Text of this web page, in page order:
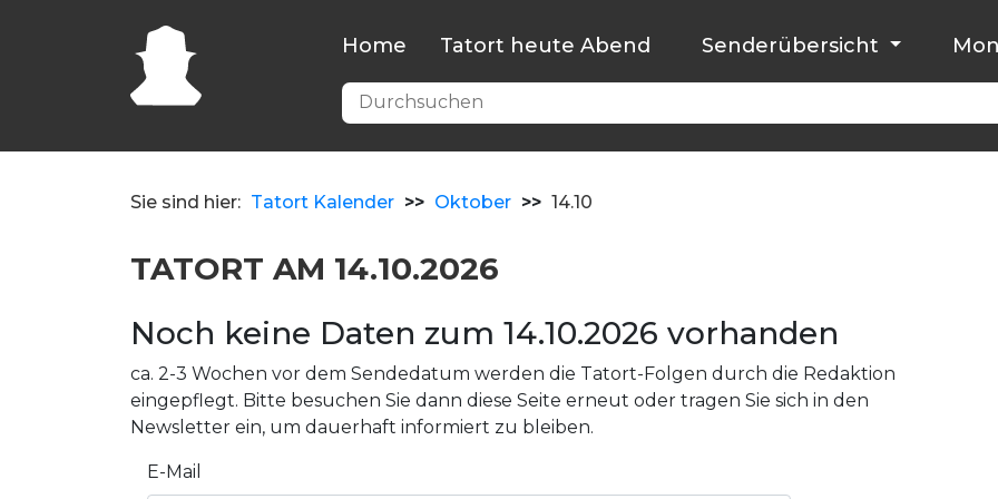
Home Tatort heute Abend Senderübersicht
Sie sind hier: Tatort Kalender >> Oktober >> 14.10
TATORT AM 14.10.2026
Noch keine Daten zum 14.10.2026 vorhanden
ca. 2-3 Wochen vor dem Sendedatum werden die Tatort-Folgen durch die Redaktion
eingepflegt. Bitte besuchen Sie dann diese Seite erneut oder tragen Sie sich in den
Newsletter ein, um dauerhaft informiert zu bleiben.
E-Mail